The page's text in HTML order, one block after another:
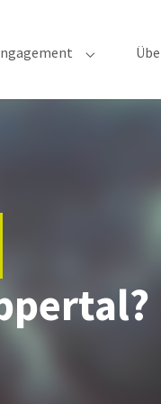
for "Beteiligung"Submenu